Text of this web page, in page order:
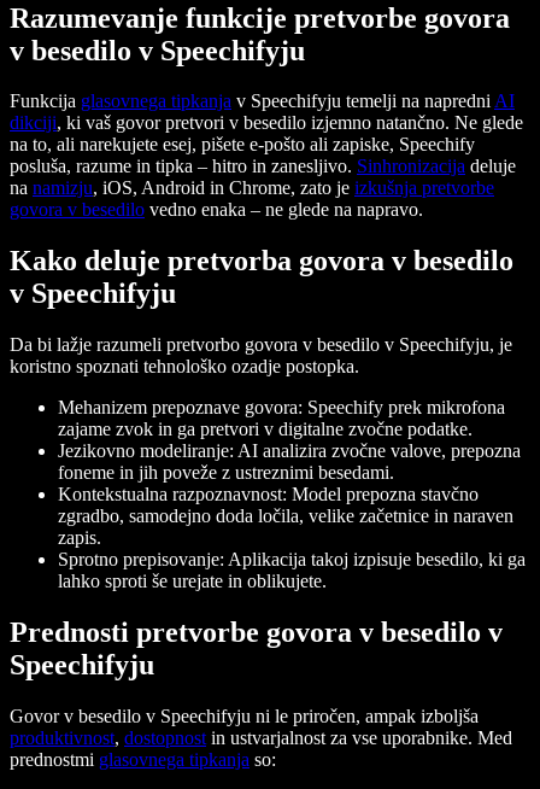
Razumevanje funkcije pretvorbe govora
v besedilo v Speechifyju
Funkcija glasovnega tipkanja v Speechifyju temelji na napredniAI
dikciji, ki vaš govor pretvori v besedilo izjemno natančno. Ne glede
na to, ali narekujete esej, pišete e-pošto ali zapiske, Speechify
posluša, razume in tipka – hitro in zanesljivo. Sinhronizacija deluje
na namizju, iOS, Android in Chrome, zato je izkušnja pretvorbe
govora v besedilo vedno enaka – ne glede na napravo.
Kako deluje pretvorba govora v besedilo
v Speechifyju
Da bi lažje razumeli pretvorbo govora v besedilo v Speechifyju, je
koristno spoznati tehnološko ozadje postopka.
Mehanizem prepoznave govora: Speechify prek mikrofona
zajame zvok in ga pretvori v digitalne zvočne podatke.
Jezikovno modeliranje: AI analizira zvočne valove, prepozna
foneme in jih poveže z ustreznimi besedami.
Kontekstualna razpoznavnost: Model prepozna stavčno
zgradbo, samodejno doda ločila, velike začetnice in naraven
zapis.
Sprotno prepisovanje: Aplikacija takoj izpisuje besedilo, ki ga
lahko sproti še urejate in oblikujete.
Prednosti pretvorbe govora v besedilo v
Speechifyju
Govor v besedilo v Speechifyju ni le priročen, ampak izboljša
produktivnost, dostopnost in ustvarjalnost za vse uporabnike. Med
prednostmi glasovnega tipkanja so: